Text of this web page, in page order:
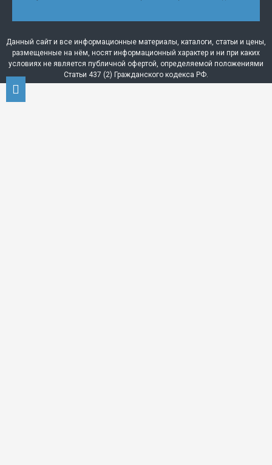
Данный сайт и все информационные материалы, каталоги, статьи и цены,
размещенные на нём, носят информационный характер и ни при каких
условиях не является публичной офертой, определяемой положениями
Статьи 437 (2) Гражданского кодекса РФ.